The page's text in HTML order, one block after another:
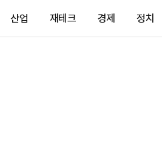
산업 재테크 경제 정치